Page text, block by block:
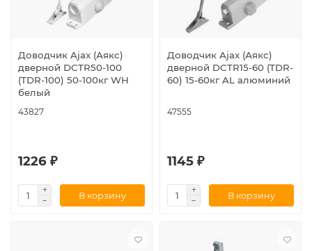
Доводчик Ajax (Аякс)
дверной DCTR50-100
(TDR-100) 50-100кг WH
белый
43827
1226 ₽
В корзину
Доводчик Ajax (Аякс)
дверной DCTR15-60 (TDR-
60) 15-60кг AL алюминий
47555
1145 ₽
В корзину